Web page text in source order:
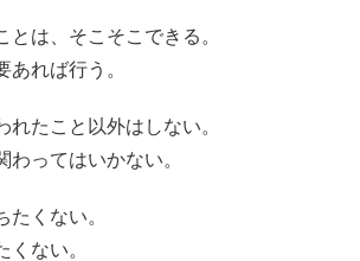
とは、そこそこできる。
あれば行う。
れたこと以外はしない。
わってはいかない。
たくない。
くない。